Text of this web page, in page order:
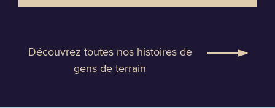
Découvrez toutes nos histoires de
gens de terrain